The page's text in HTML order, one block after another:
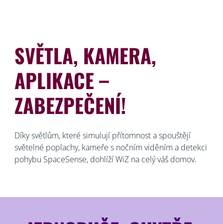
SVĚTLA, KAMERA,
APLIKACE –
ZABEZPEČENÍ!
Díky světlům, které simulují přítomnost a spouštějí
světelné poplachy, kameře s nočním viděním a detekci
pohybu SpaceSense, dohlíží WiZ na celý váš domov.